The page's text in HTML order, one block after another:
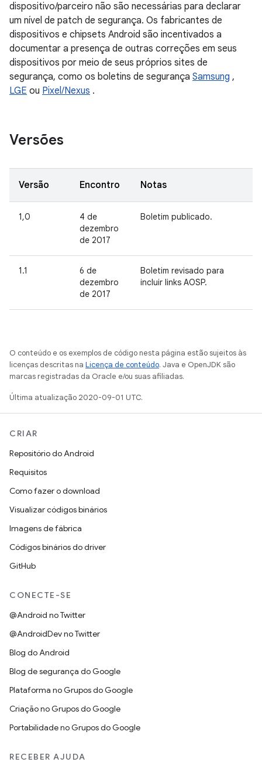
dispositivo/parceiro não são necessárias para declarar
um nível de patch de segurança. Os fabricantes de
dispositivos e chipsets Android são incentivados a
documentar a presença de outras correções em seus
dispositivos por meio de seus próprios sites de
segurança, como os boletins de segurança Samsung ,
LGE ou Pixel/Nexus .
Versões
Versão Encontro Notas
1,0
4 de
dezembro
de 2017
Boletim publicado.
1.1
6 de
dezembro
de 2017
Boletim revisado para
incluir links AOSP.
O conteúdo e os exemplos de código nesta página estão sujeitos às
licenças descritas na Licença de conteúdo. Java e OpenJDK são
marcas registradas da Oracle e/ou suas afiliadas.
Última atualização 2020-09-01 UTC.
CRIAR
Repositório do Android
Requisitos
Como fazer o download
Visualizar códigos binários
Imagens de fábrica
Códigos binários do driver
GitHub
CONECTE-SE
@Android no Twitter
@AndroidDev no Twitter
Blog do Android
Blog de segurança do Google
Plataforma no Grupos do Google
Criação no Grupos do Google
Portabilidade no Grupos do Google
RECEBER AJUDA